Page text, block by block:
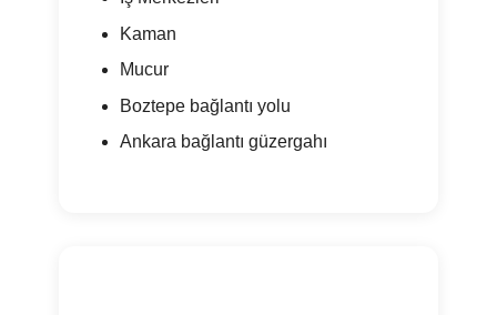
Kaman
Mucur
Boztepe bağlantı yolu
Ankara bağlantı güzergahı